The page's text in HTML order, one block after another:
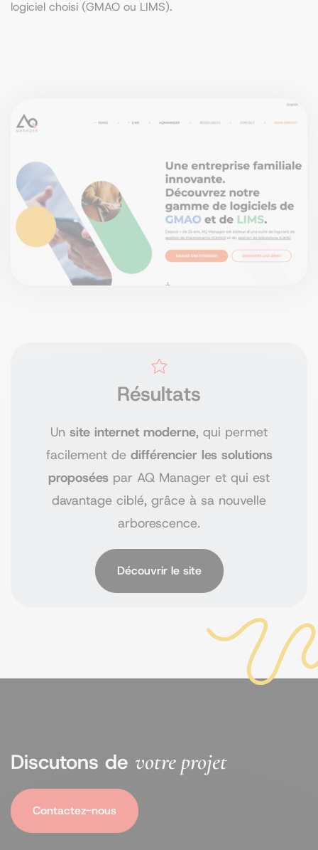
logiciel choisi (GMAO ou LIMS).
Résultats
Un site internet moderne, qui permet
facilement de différencier les solutions
proposées par AQ Manager et qui est
davantage ciblé, grâce à sa nouvelle
arborescence.
Découvrir le site
Discutons de votre projet
Contactez-nous